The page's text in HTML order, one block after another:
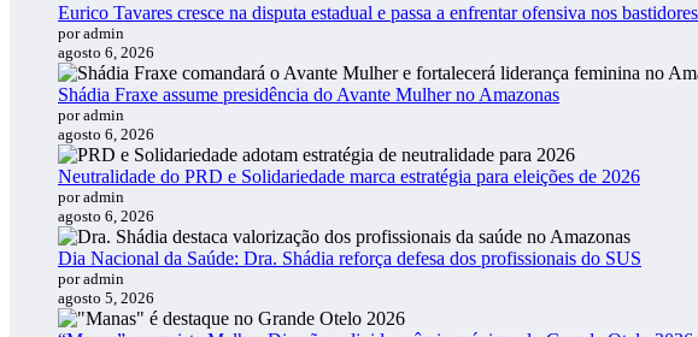
Eurico Tavares cresce na disputa estadual e passa a enfrentar ofensiva nos bastidores
por admin
agosto 6, 2026
Shádia Fraxe assume presidência do Avante Mulher no Amazonas
por admin
agosto 6, 2026
Neutralidade do PRD e Solidariedade marca estratégia para eleições de 2026
por admin
agosto 6, 2026
Dia Nacional da Saúde: Dra. Shádia reforça defesa dos profissionais do SUS
por admin
agosto 5, 2026